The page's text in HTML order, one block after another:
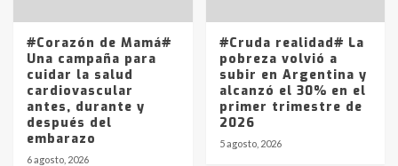
2
14 allanamientos con Gendarmería
en T.Lauquen, Pehuajó y Carlos
Casares
Identidad de los adolescentes
pampeanos que fueron
#Corazón de Mamá#
Una campaña para
cuidar la salud
cardiovascular
antes, durante y
después del
embarazo
6 agosto, 2026
#Cruda realidad# La
pobreza volvió a
subir en Argentina y
alcanzó el 30% en el
primer trimestre de
2026
5 agosto, 2026